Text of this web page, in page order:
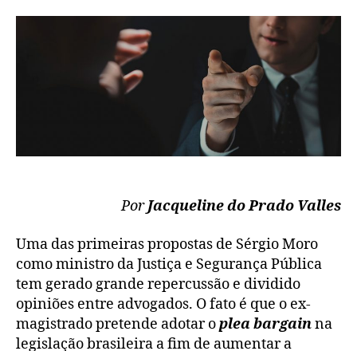
PorJacqueline do Prado Valles
Uma das primeiras propostas de Sérgio Moro
como ministro da Justiça e Segurança Pública
tem gerado grande repercussão e dividido
opiniões entre advogados. O fato é que o ex-
magistrado pretende adotar opleabargainna
legislação brasileira a fim de aumentar a